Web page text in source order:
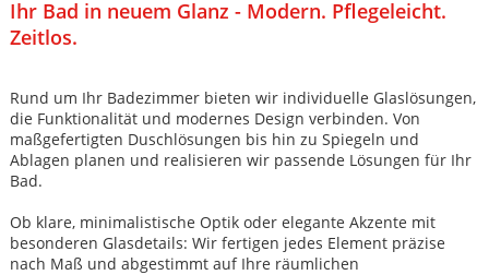
Ihr Bad in neuem Glanz - Modern. Pflegeleicht.
Zeitlos.
Rund um Ihr Badezimmer bieten wir individuelle Glaslösungen,
die Funktionalität und modernes Design verbinden. Von
maßgefertigten Duschlösungen bis hin zu Spiegeln und
Ablagen planen und realisieren wir passende Lösungen für Ihr
Bad.
Ob klare, minimalistische Optik oder elegante Akzente mit
besonderen Glasdetails: Wir fertigen jedes Element präzise
nach Maß und abgestimmt auf Ihre räumlichen